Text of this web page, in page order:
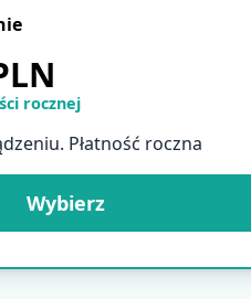
rocznej
Płatność roczna
Wybierz